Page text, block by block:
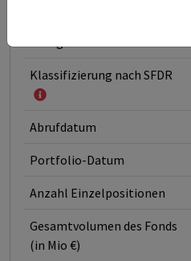
Klassifizierung nach SFDR
Abrufdatum
Portfolio-Datum
Anzahl Einzelpositionen
Gesamtvolumen des Fonds
(in Mio €)